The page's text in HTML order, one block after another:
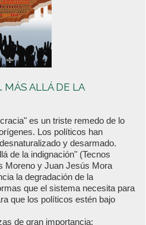
MÁS ALLÁ DE LA
es un triste remedo de lo
Los políticos han
y desarmado.
de la indignación" (Tecnos
Moreno y Juan Jesús Mora
la degradación de la
que el sistema necesita para
que los políticos estén bajo
de gran importancia: